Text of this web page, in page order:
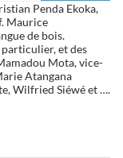
Penda Ekoka,
Maurice
de bois.
particulier, et des
Mota, vice-
Atangana
Wilfried Siéwé et ….